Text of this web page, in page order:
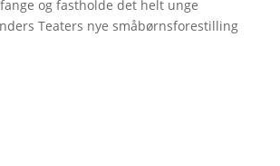
og fastholde det helt unge
Teaters nye småbørnsforestilling